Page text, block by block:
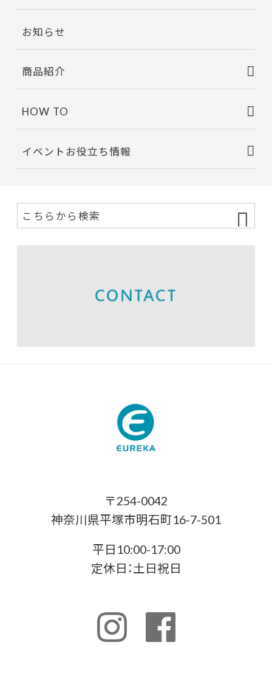
お知らせ
商品紹介
HOW TO
イベントお役立ち情報
〒254-0042
神奈川県平塚市明石町16-7-501
平日10:00-17:00
定休日：土日祝日